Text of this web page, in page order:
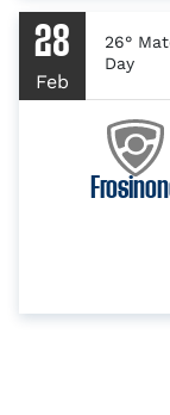
28
Feb
26°
Day